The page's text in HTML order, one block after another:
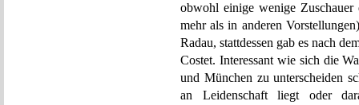
obwohl einige wenige
mehr als in anderen
Radau, stattdessen gab es nach
Costet. Interessant wie sich die
und München zu unterscheiden
an Leidenschaft liegt oder